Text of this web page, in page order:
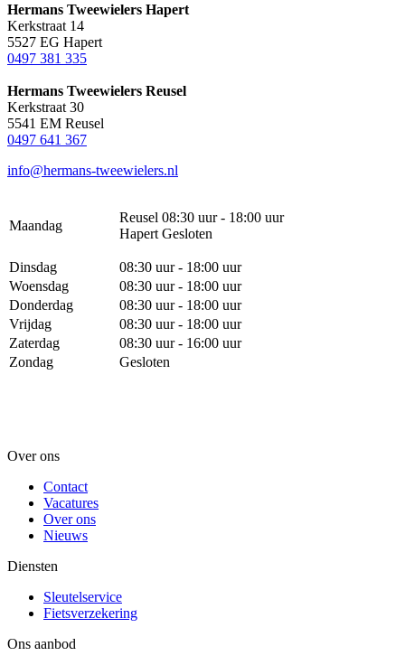
Hermans Tweewielers Hapert
Kerkstraat 14
5527 EG Hapert
0497 381 335
Hermans Tweewielers Reusel
Kerkstraat 30
5541 EM Reusel
0497 641 367
info@hermans-tweewielers.nl
Maandag
Reusel 08:30 uur - 18:00 uur
Hapert Gesloten
Dinsdag
08:30 uur - 18:00 uur
Woensdag
08:30 uur - 18:00 uur
Donderdag
08:30 uur - 18:00 uur
Vrijdag
08:30 uur - 18:00 uur
Zaterdag
08:30 uur - 16:00 uur
Zondag
Gesloten
Over ons
Contact
Vacatures
Over ons
Nieuws
Diensten
Sleutelservice
Fietsverzekering
Ons aanbod